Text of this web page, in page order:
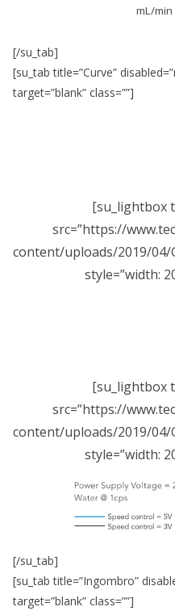
mL/min
[/su_tab]
[su_tab title=”Curve”
target=”blank” class=””]
[su_lightbox
src=”https://
content/uploads/2019/04/
style=”width:
[su_lightbox
src=”https://
content/uploads/2019/04/
style=”width:
[/su_tab]
[su_tab title=”Ingombro”
target=”blank” class=””]